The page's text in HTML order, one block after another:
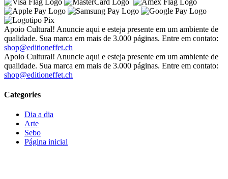
Apoio Cultural! Anuncie aqui e esteja presente em um ambiente de
qualidade. Sua marca em mais de 3.000 páginas. Entre em contato:
shop@editioneffet.ch
Apoio Cultural! Anuncie aqui e esteja presente em um ambiente de
qualidade. Sua marca em mais de 3.000 páginas. Entre em contato:
shop@editioneffet.ch
Categories
Dia a dia
Arte
Sebo
Página inicial